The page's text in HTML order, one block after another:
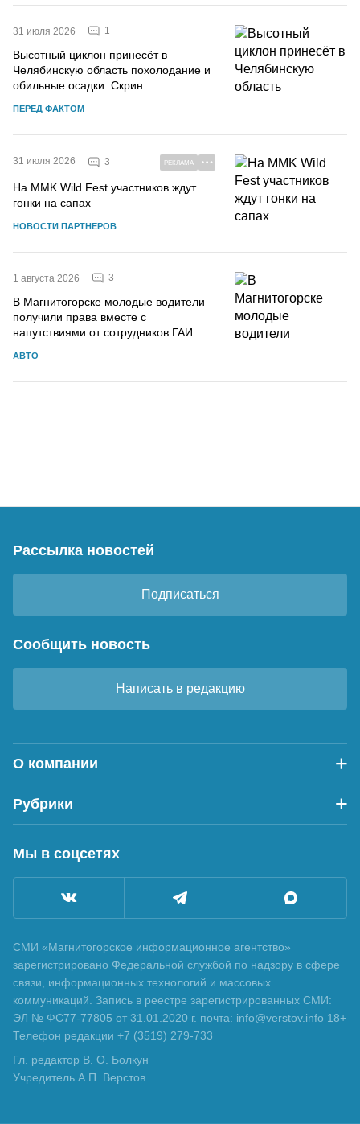
31 июля 2026 1
Высотный циклон принесёт в
Челябинскую область похолодание и
обильные осадки. Скрин
ПЕРЕД ФАКТОМ
31 июля 2026 3 РЕКЛАМА
На MMK Wild Fest участников ждут
гонки на сапах
НОВОСТИ ПАРТНЕРОВ
1 августа 2026 3
В Магнитогорске молодые водители
получили права вместе с
напутствиями от сотрудников ГАИ
АВТО
Рассылка новостей
Подписаться
Сообщить новость
Написать в редакцию
О компании
Рубрики
Мы в соцсетях
СМИ «Магнитогорское информационное агентство»
зарегистрировано Федеральной службой по надзору в сфере
связи, информационных технологий и массовых
коммуникаций. Запись в реестре зарегистрированных СМИ:
ЭЛ № ФС77-77805 от 31.01.2020 г. почта: info@verstov.info 18+
Телефон редакции +7 (3519) 279-733
Гл. редактор В. О. Болкун
Учредитель А.П. Верстов